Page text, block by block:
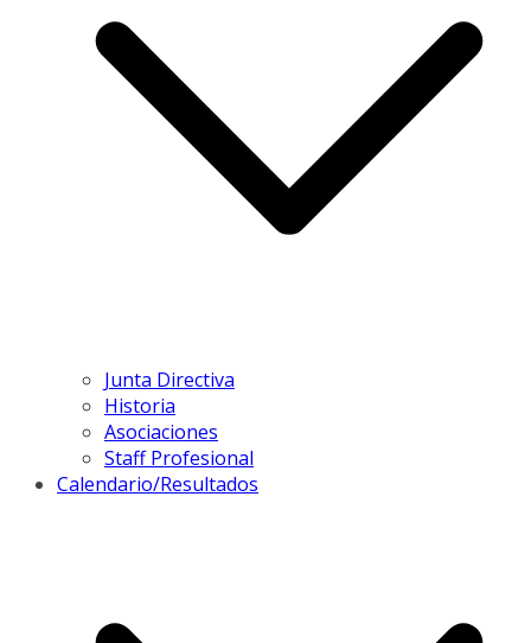
Junta Directiva
Historia
Asociaciones
Staff Profesional
Calendario/Resultados